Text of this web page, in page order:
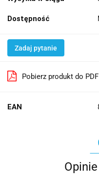
Dostępność
Zadaj pytanie
Pobierz produkt do PDF
EAN